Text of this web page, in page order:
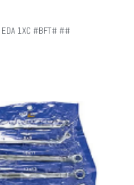
EDA 1XC #BFT# ##